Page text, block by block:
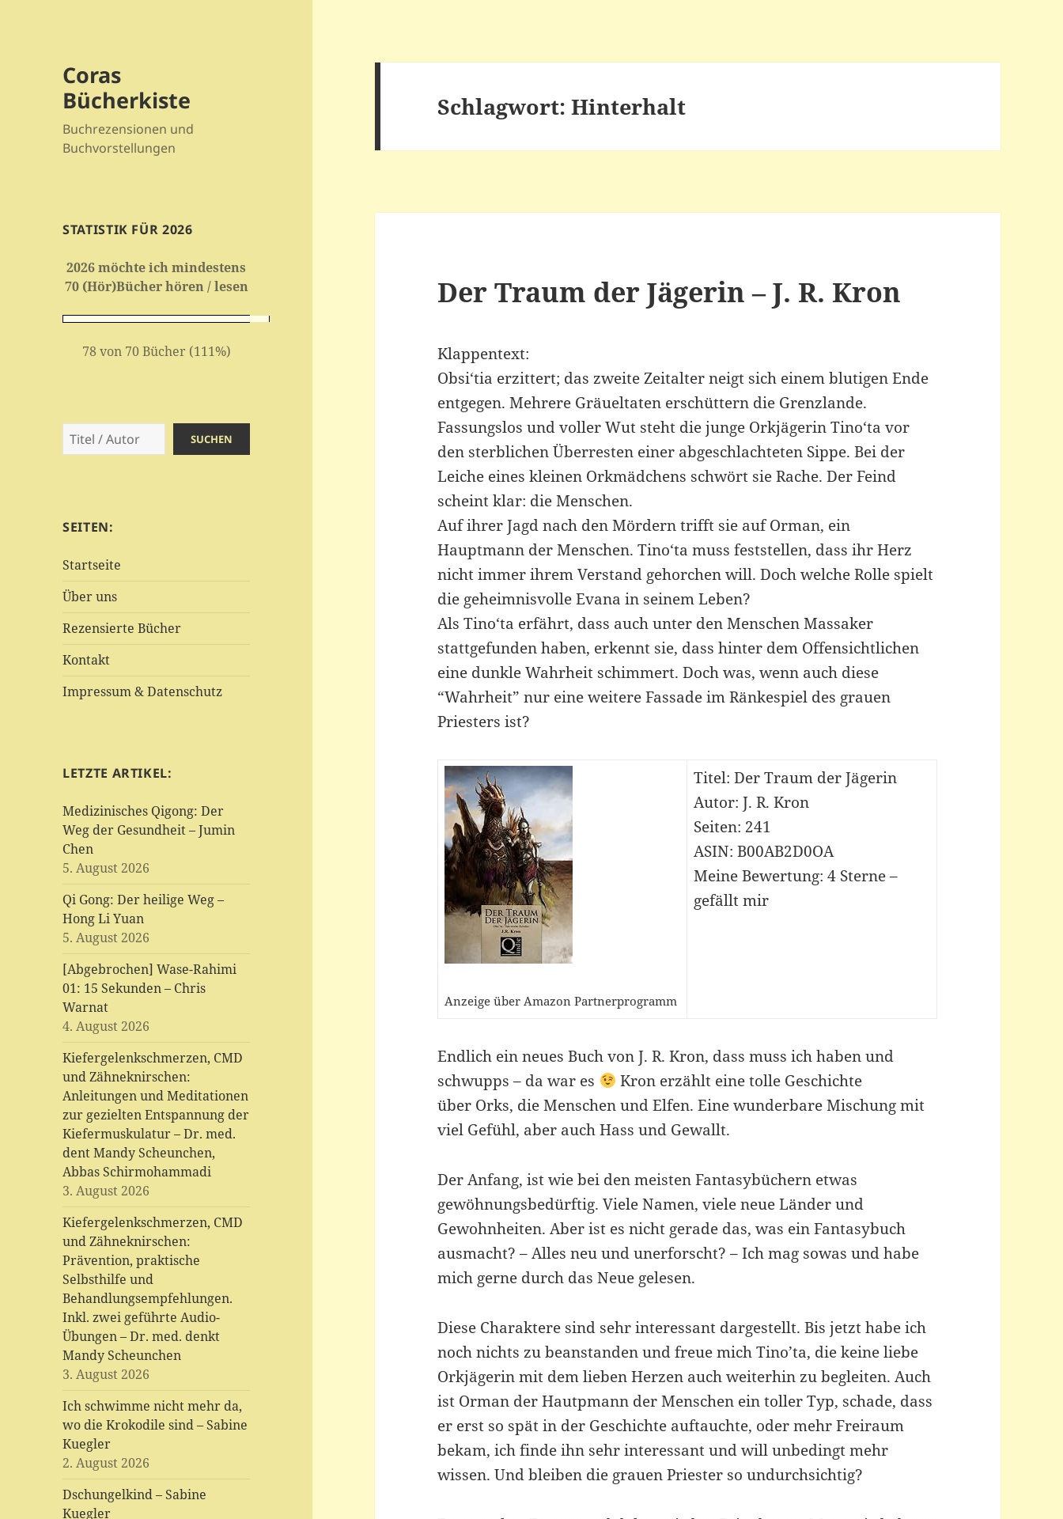
Coras
Bücherkiste
Buchrezensionen und
Buchvorstellungen
STATISTIK FÜR 2026
2026 möchte ich mindestens
70 (Hör)Bücher hören / lesen
78 von 70 Bücher (111%)
Suchen SUCHEN
SEITEN:
Startseite
Über uns
Rezensierte Bücher
Kontakt
Impressum & Datenschutz
LETZTE ARTIKEL:
Medizinisches Qigong: Der
Weg der Gesundheit – Jumin
Chen
5. August 2026
Qi Gong: Der heilige Weg –
Hong Li Yuan
5. August 2026
[Abgebrochen] Wase-Rahimi
01: 15 Sekunden – Chris
Warnat
4. August 2026
Kiefergelenkschmerzen, CMD
und Zähneknirschen:
Anleitungen und Meditationen
zur gezielten Entspannung der
Kiefermuskulatur – Dr. med.
dent Mandy Scheunchen,
Abbas Schirmohammadi
3. August 2026
Kiefergelenkschmerzen, CMD
und Zähneknirschen:
Prävention, praktische
Selbsthilfe und
Behandlungsempfehlungen.
Inkl. zwei geführte Audio-
Übungen – Dr. med. denkt
Mandy Scheunchen
3. August 2026
Ich schwimme nicht mehr da,
wo die Krokodile sind – Sabine
Kuegler
2. August 2026
Dschungelkind – Sabine
Kuegler
Schlagwort:Hinterhalt
Der Traum der Jägerin – J. R. Kron
Klappentext:
Obsi‘tia erzittert; das zweite Zeitalter neigt sich einem blutigen Ende
entgegen. Mehrere Gräueltaten erschüttern die Grenzlande.
Fassungslos und voller Wut steht die junge Orkjägerin Tino‘ta vor
den sterblichen Überresten einer abgeschlachteten Sippe. Bei der
Leiche eines kleinen Orkmädchens schwört sie Rache. Der Feind
scheint klar: die Menschen.
Auf ihrer Jagd nach den Mördern trifft sie auf Orman, ein
Hauptmann der Menschen. Tino‘ta muss feststellen, dass ihr Herz
nicht immer ihrem Verstand gehorchen will. Doch welche Rolle spielt
die geheimnisvolle Evana in seinem Leben?
Als Tino‘ta erfährt, dass auch unter den Menschen Massaker
stattgefunden haben, erkennt sie, dass hinter dem Offensichtlichen
eine dunkle Wahrheit schimmert. Doch was, wenn auch diese
“Wahrheit” nur eine weitere Fassade im Ränkespiel des grauen
Priesters ist?
Anzeige über Amazon Partnerprogramm
Titel: Der Traum der Jägerin
Autor: J. R. Kron
Seiten: 241
ASIN: B00AB2D0OA
Meine Bewertung: 4 Sterne –
gefällt mir
Endlich ein neues Buch von J. R. Kron, dass muss ich haben und
schwupps – da war es
Kron erzählt eine tolle Geschichte
über Orks, die Menschen und Elfen. Eine wunderbare Mischung mit
viel Gefühl, aber auch Hass und Gewallt.
Der Anfang, ist wie bei den meisten Fantasybüchern etwas
gewöhnungsbedürftig. Viele Namen, viele neue Länder und
Gewohnheiten. Aber ist es nicht gerade das, was ein Fantasybuch
ausmacht? – Alles neu und unerforscht? – Ich mag sowas und habe
mich gerne durch das Neue gelesen.
Diese Charaktere sind sehr interessant dargestellt. Bis jetzt habe ich
noch nichts zu beanstanden und freue mich Tino’ta, die keine liebe
Orkjägerin mit dem lieben Herzen auch weiterhin zu begleiten. Auch
ist Orman der Hautpmann der Menschen ein toller Typ, schade, dass
er erst so spät in der Geschichte auftauchte, oder mehr Freiraum
bekam, ich finde ihn sehr interessant und will unbedingt mehr
wissen. Und bleiben die grauen Priester so undurchsichtig?